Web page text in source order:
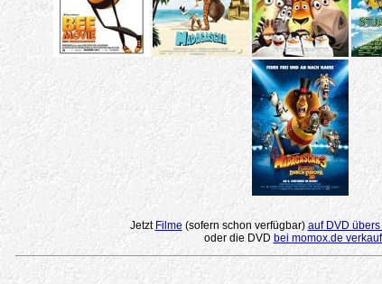
Jetzt Filme(sofern schon verfügbar) auf DVD
oder die DVD bei momox.de